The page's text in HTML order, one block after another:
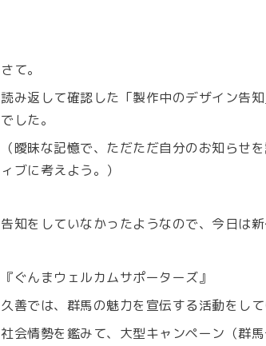
さて。
読み返して確認した「製作中のデザイン告
でした。
（曖昧な記憶で、ただただ自分のお知らせ
ィブに考えよう。）
告知をしていなかったようなので、今日は
『ぐんまウェルカムサポーターズ』
久善では、群馬の魅力を宣伝する活動をして
社会情勢を鑑みて、大型キャンペーン（群